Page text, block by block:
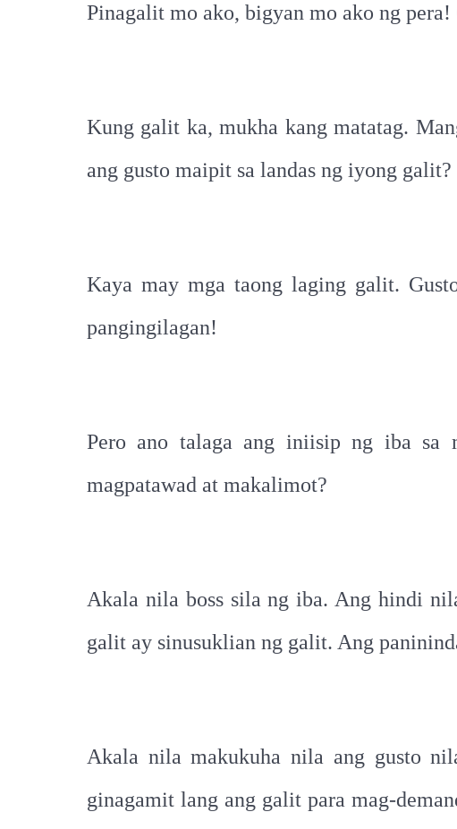
Pinagalit mo ako, bigyan mo ako ng
Kung galit ka, mukha kang matatag.
ang gusto maipit sa landas ng iyong galit?
Kaya may mga taong laging galit.
pangingilagan!
Pero ano talaga ang iniisip ng iba sa
magpatawad at makalimot?
Akala nila boss sila ng iba. Ang hindi
galit ay sinusuklian ng galit. Ang
Akala nila makukuha nila ang gusto
ginagamit lang ang galit para mag-